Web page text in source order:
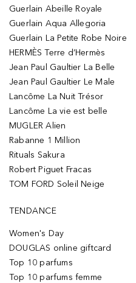
Guerlain Abeille Royale
Guerlain Aqua Allegoria
Guerlain La Petite Robe Noire
HERMÈS Terre d’Hermès
Jean Paul Gaultier La Belle
Jean Paul Gaultier Le Male
Lancôme La Nuit Trésor
Lancôme La vie est belle
MUGLER Alien
Rabanne 1 Million
Rituals Sakura
Robert Piguet Fracas
TOM FORD Soleil Neige
TENDANCE
Women's Day
DOUGLAS online giftcard
Top 10 parfums
Top 10 parfums femme